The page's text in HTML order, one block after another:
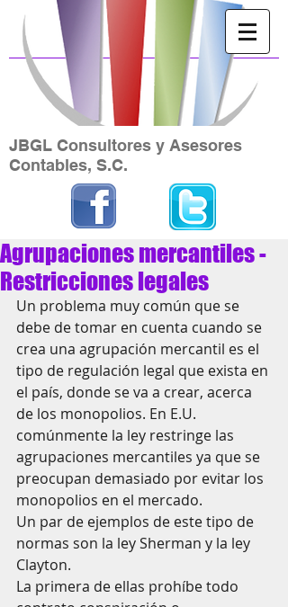
JBGL Consultores y Asesores
Contables, S.C.
Agrupaciones mercantiles -
Restricciones legales
Un problema muy común que se
debe de tomar en cuenta cuando se
crea una agrupación mercantil es el
tipo de regulación legal que exista en
el país, donde se va a crear, acerca
de los monopolios. En E.U.
comúnmente la ley restringe las
agrupaciones mercantiles ya que se
preocupan demasiado por evitar los
monopolios en el mercado.
Un par de ejemplos de este tipo de
normas son la ley Sherman y la ley
Clayton.
La primera de ellas prohíbe todo